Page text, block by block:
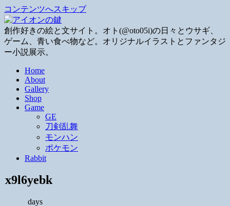
コンテンツへスキップ
創作好きの絵と文サイト。オト(@oto05i)の日々とウサギ、
ゲーム、青い食べ物など。オリジナルイラストとファンタジ
ー小説展示。
Home
About
Gallery
Shop
Game
GE
刀剣乱舞
モンハン
ポケモン
Rabbit
x9l6yebk
days